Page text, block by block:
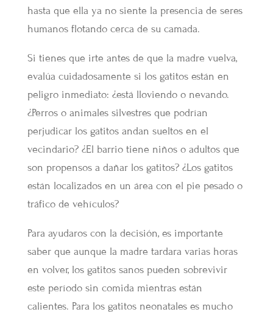
hasta que ella ya no siente la presencia de seres
humanos flotando cerca de su camada.
Si tienes que irte antes de que la madre vuelva,
evalúa cuidadosamente si los gatitos están en
peligro inmediato: ¿está lloviendo o nevando.
¿Perros o animales silvestres que podrían
perjudicar los gatitos andan sueltos en el
vecindario? ¿El barrio tiene niños o adultos que
son propensos a dañar los gatitos? ¿Los gatitos
están localizados en un área con el pie pesado o
tráfico de vehículos?
Para ayudaros con la decisión, es importante
saber que aunque la madre tardara varias horas
en volver, los gatitos sanos pueden sobrevivir
este período sin comida mientras están
calientes. Para los gatitos neonatales es mucho